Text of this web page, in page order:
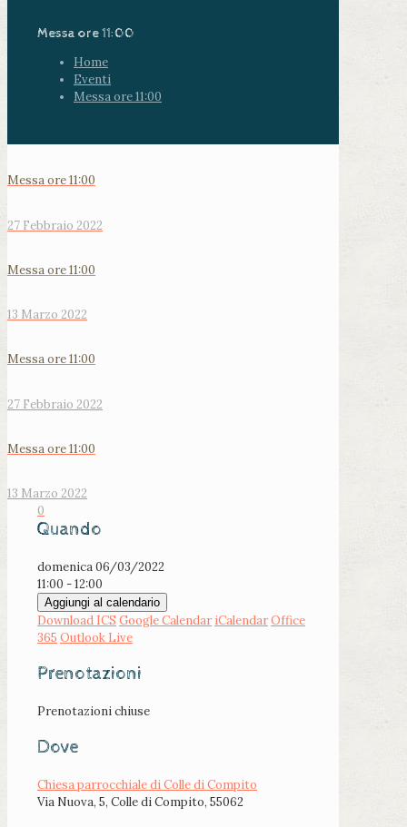
Messa ore 11:00
Home
Eventi
Messa ore 11:00
Messa ore 11:00
27 Febbraio 2022
Messa ore 11:00
13 Marzo 2022
Messa ore 11:00
27 Febbraio 2022
Messa ore 11:00
13 Marzo 2022
0
Quando
domenica 06/03/2022
11:00 - 12:00
Aggiungi al calendario
Download ICS Google Calendar iCalendarOffice
365 Outlook Live
Prenotazioni
Prenotazioni chiuse
Dove
Chiesa parrocchiale di Colle di Compito
Via Nuova, 5, Colle di Compito, 55062